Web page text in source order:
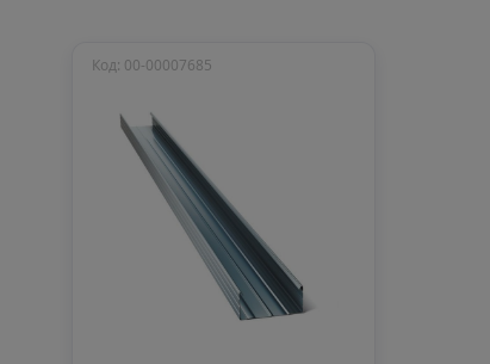
Код: 00-00007685